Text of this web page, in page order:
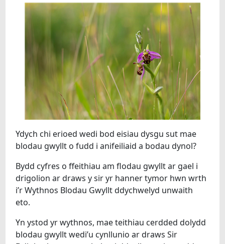
A WYDDOCH CHI?
Ydych chi erioed wedi bod eisiau dysgu sut mae
blodau gwyllt o fudd i anifeiliaid a bodau dynol?
Bydd cyfres o ffeithiau am flodau gwyllt ar gael i
drigolion ar draws y sir yr hanner tymor hwn wrth
i’r Wythnos Blodau Gwyllt ddychwelyd unwaith
eto.
Yn ystod yr wythnos, mae teithiau cerdded dolydd
blodau gwyllt wedi’u cynllunio ar draws Sir